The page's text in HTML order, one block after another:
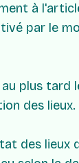
à
par le
plus tard
des lieux.
des